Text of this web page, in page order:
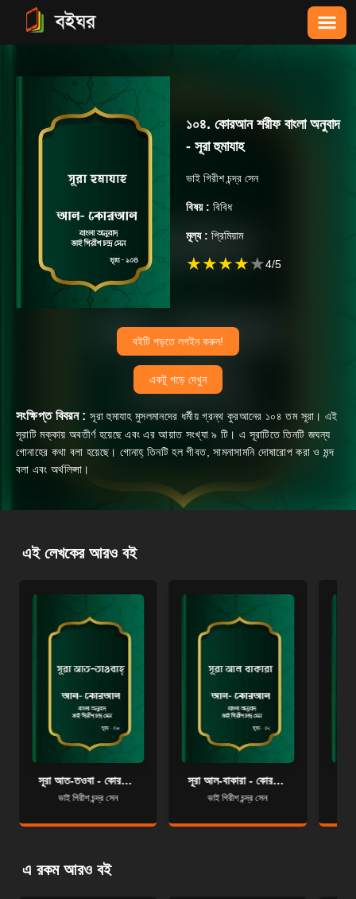
১০৪. কোরআন শরীফ বাংলা অনুবাদ
- সূরা হুমাযাহ
ভাই গিরীশ চন্দ্র সেন
বিষয় : বিবিধ
মূল্য : প্রিমিয়াম
★★★★★4/5
বইটি পড়তে লগইন করুন!
একটু পড়ে দেখুন
সংক্ষিপ্ত বিবরন : সূরা হুমাযাহ মুসলমানদের ধর্মীয় গ্রন্থ কুরআনের ১০৪ তম সূরা। এই
সূরাটি মক্কায় অবতীর্ণ হয়েছে এবং এর আয়াত সংখ্যা ৯ টি। এ সূরাটিতে তিনটি জঘন্য
গোনাহের কথা বলা হয়েছে। গোনাহ্‌ তিনটি হল গীবত, সামনাসামনি দোষারোপ করা ও মন্দ
বলা এবং অর্থলিপ্সা।
এই লেখকের আরও বই
সূরা আত-তওবা - কোরআন শরীফ বাংলা অনুবাদ - সূরা ৯
ভাই গিরীশ চন্দ্র সেন
সূরা আল-বাকারা - কোরআন শরীফ বাংলা অনুবাদ - সূরা ২
ভাই গিরীশ চন্দ্র সেন
এ রকম আরও বই